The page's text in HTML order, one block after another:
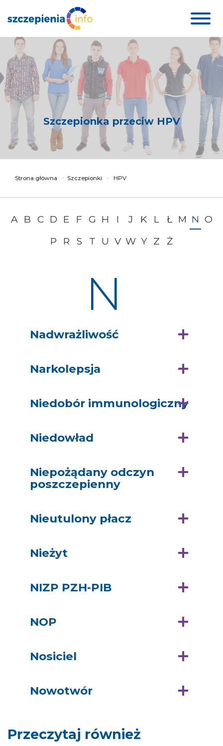
Szczepionka przeciw HPV
Strona główna Szczepionki HPV
A B C D E F G H I J K L Ł M N O
P
R S T U V W Y Z Ż
N
Nadwrażliwość
Narkolepsja
Niedobór immunologiczny
Niedowład
Niepożądany odczyn
poszczepienny
Nieutulony płacz
Nieżyt
NIZP PZH-PIB
NOP
Nosiciel
Nowotwór
Przeczytaj również